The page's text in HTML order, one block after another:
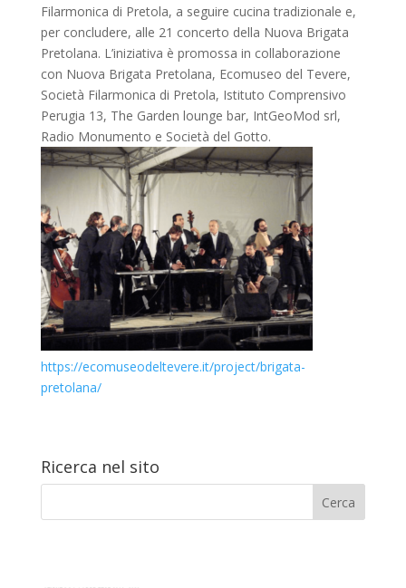
Filarmonica di Pretola, a seguire cucina tradizionale e,
per concludere, alle 21 concerto della Nuova Brigata
Pretolana. L’iniziativa è promossa in collaborazione
con Nuova Brigata Pretolana, Ecomuseo del Tevere,
Società Filarmonica di Pretola, Istituto Comprensivo
Perugia 13, The Garden lounge bar, IntGeoMod srl,
Radio Monumento e Società del Gotto.
https://ecomuseodeltevere.it/project/brigata-
pretolana/
Ricerca nel sito